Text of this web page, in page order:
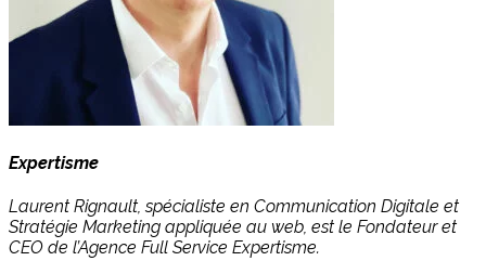
Expertisme
Laurent Rignault, spécialiste en Communication Digitale et
Stratégie Marketing appliquée au web, est le Fondateur et
CEO de l’Agence Full Service Expertisme.